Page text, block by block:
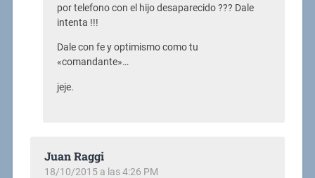
por telefono con el hijo desaparecido ??? Dale
intenta !!!
Dale con fe y optimismo como tu
«comandante»…
jeje.
Juan Raggi
18/10/2015 a las 4:26 PM